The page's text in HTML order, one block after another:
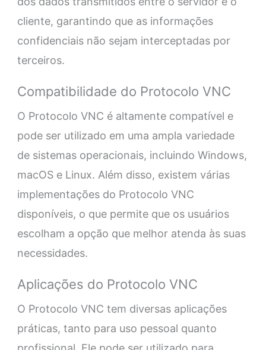
cliente, garantindo que as informações
confidenciais não sejam interceptadas por
terceiros.
Compatibilidade do Protocolo VNC
O Protocolo VNC é altamente compatível e
pode ser utilizado em uma ampla variedade
de sistemas operacionais, incluindo Windows,
macOS e Linux. Além disso, existem várias
implementações do Protocolo VNC
disponíveis, o que permite que os usuários
escolham a opção que melhor atenda às suas
necessidades.
Aplicações do Protocolo VNC
O Protocolo VNC tem diversas aplicações
práticas, tanto para uso pessoal quanto